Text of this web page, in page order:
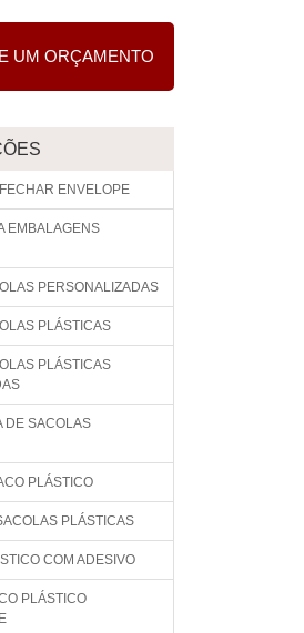
UM ORÇAMENTO
ENVELOPE
EMBALAGENS
PERSONALIZADAS
PLÁSTICAS
PLÁSTICAS
DE SACOLAS
PLÁSTICO
PLÁSTICAS
COM ADESIVO
PLÁSTICO